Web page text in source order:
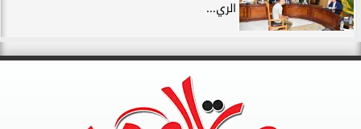
الري...